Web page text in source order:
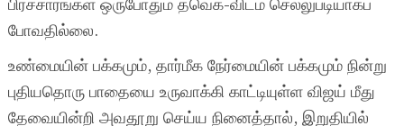
போவதில்லை.
உண்மையின் பக்கமும், தார்மீக நேர்மையின் பக்கமும் நின்று
புதியதொரு பாதையை உருவாக்கி காட்டியுள்ள விஜய் மீது
தேவையின்றி அவதூறு செய்ய நினைத்தால், இறுதியில்